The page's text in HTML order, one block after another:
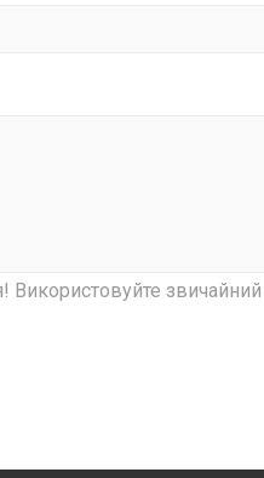
Використовуйте звичайний